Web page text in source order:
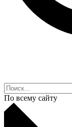
По всему сайту